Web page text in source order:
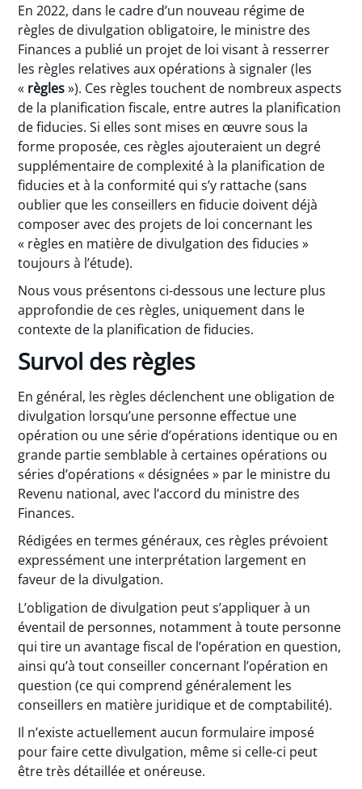
En 2022, dans le cadre d’un nouveau régime de
règles de divulgation obligatoire, le ministre des
Finances a publié un projet de loi visant à resserrer
les règles relatives aux opérations à signaler (les
« règles»). Ces règles touchent de nombreux aspects
de la planification fiscale, entre autres la planification
de fiducies. Si elles sont mises en œuvre sous la
forme proposée, ces règles ajouteraient un degré
supplémentaire de complexité à la planification de
fiducies et à la conformité qui s’y rattache (sans
oublier que les conseillers en fiducie doivent déjà
composer avec des projets de loi concernant les
« règles en matière de divulgation des fiducies »
toujours à l’étude).
Nous vous présentons ci-dessous une lecture plus
approfondie de ces règles, uniquement dans le
contexte de la planification de fiducies.
Survol des règles
En général, les règles déclenchent une obligation de
divulgation lorsqu’une personne effectue une
opération ou une série d’opérations identique ou en
grande partie semblable à certaines opérations ou
séries d’opérations « désignées » par le ministre du
Revenu national, avec l’accord du ministre des
Finances.
Rédigées en termes généraux, ces règles prévoient
expressément une interprétation largement en
faveur de la divulgation.
L’obligation de divulgation peut s’appliquer à un
éventail de personnes, notamment à toute personne
qui tire un avantage fiscal de l’opération en question,
ainsi qu’à tout conseiller concernant l’opération en
question (ce qui comprend généralement les
conseillers en matière juridique et de comptabilité).
Il n’existe actuellement aucun formulaire imposé
pour faire cette divulgation, même si celle-ci peut
être très détaillée et onéreuse.